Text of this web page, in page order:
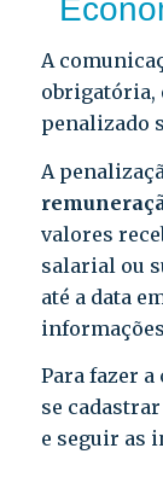
A
obrigatória,
penalizado
A
valores
salarial ou
até a data
Para fazer
se
e seguir as